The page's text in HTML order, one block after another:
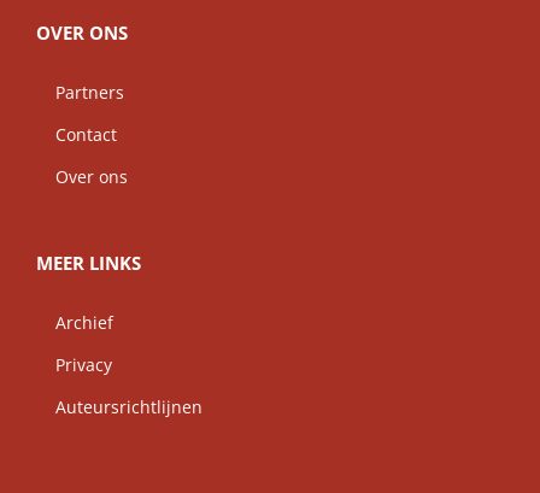
OVER ONS
Partners
Contact
Over ons
MEER LINKS
Archief
Privacy
Auteursrichtlijnen